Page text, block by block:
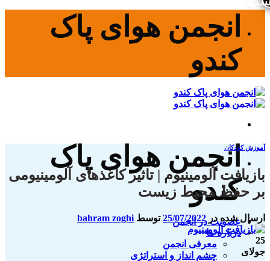
پرش
محتوا
انجمن هوای پاک
کندو
انجمن هوای پاک
کندو
عضویت در انجمن
درباره ما
معرفی انجمن
چشم انداز و استراتژی
آموزش کودکان
بازیافت آلومینیوم | تاثیر کاغذهای آلومینیومی
بر حفظ محیط زیست
ارسال شده در 25/07/2022 توسط bahram zoghi
25
جولای